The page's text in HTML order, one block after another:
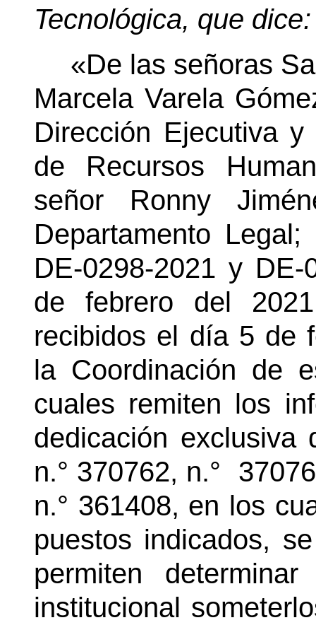
Tecnológica, que dice:
«De las señoras
Marcela Varela
Dirección Ejecutiva
de Recursos
señor Ronny
Departamento
DE-0298-2021 y
de febrero del
recibidos el día 5 de
la Coordinación de
cuales remiten los
dedicación exclusiva
n.° 370762, n.°
n.° 361408, en los
puestos indicados,
permiten
institucional